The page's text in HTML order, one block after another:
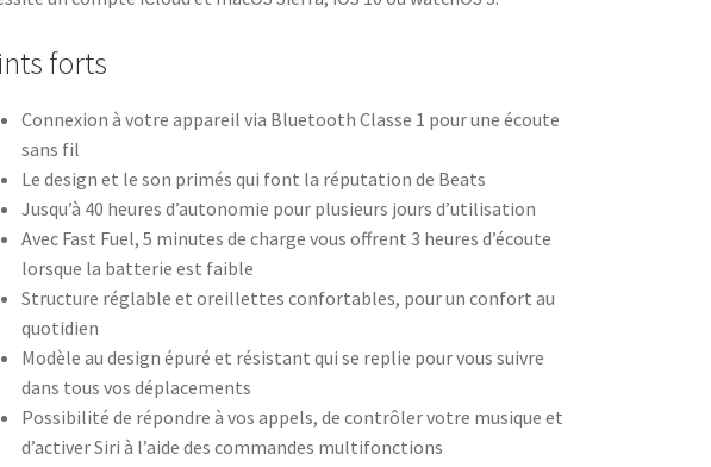
forts
Connexion à votre appareil via Bluetooth Classe 1 pour une écoute
sans fil
Le design et le son primés qui font la réputation de Beats
Jusqu’à 40 heures d’autonomie pour plusieurs jours d’utilisation
Avec Fast Fuel, 5 minutes de charge vous offrent 3 heures d’écoute
lorsque la batterie est faible
Structure réglable et oreillettes confortables, pour un confort au
quotidien
Modèle au design épuré et résistant qui se replie pour vous suivre
dans tous vos déplacements
Possibilité de répondre à vos appels, de contrôler votre musique et
d’activer Siri à l’aide des commandes multifonctions